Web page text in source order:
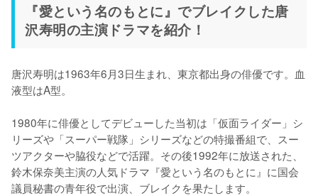
『愛という名のもとに』でブレイクした唐
沢寿明の主演ドラマを紹介！
唐沢寿明は1963年6月3日生まれ、東京都出身の俳優です。血
液型はA型。
1980年に俳優としてデビューした当初は「仮面ライダー」シ
リーズや「スーパー戦隊」シリーズなどの特撮番組で、スー
ツアクターや脇役などで活躍。その後1992年に放送された、
鈴木保奈美主演の人気ドラマ『愛という名のもとに』に国会
議員秘書の青年役で出演、ブレイクを果たします。